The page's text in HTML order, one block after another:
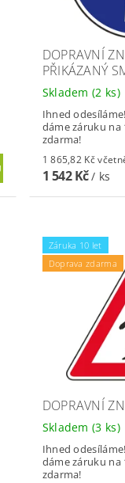
DOPRAVNÍ
PŘIKÁZANÝ
Skladem(2 ks)
Ihned
dáme záruku na
zdarma!
1 865,82
1 542 Kč/ ks
Záruka 10 let
Doprava zdarma
DOPRAVNÍ
Skladem(3 ks)
Ihned
dáme záruku na
zdarma!